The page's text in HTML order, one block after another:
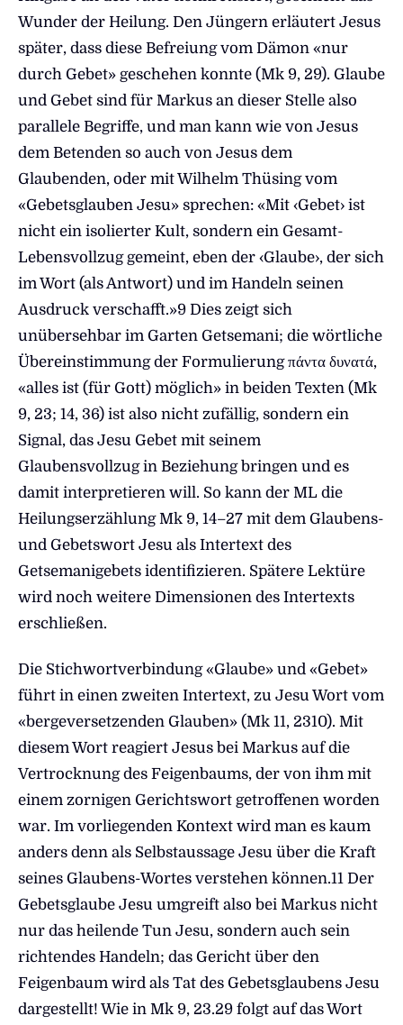
Wunder der Heilung. Den Jüngern erläutert Jesus
später, dass diese Befreiung vom Dämon «nur
durch Gebet» geschehen konnte (Mk 9, 29). Glaube
und Gebet sind für Markus an dieser Stelle also
parallele Begriffe, und man kann wie von Jesus
dem Betenden so auch von Jesus dem
Glaubenden, oder mit Wilhelm Thüsing vom
«Gebetsglauben Jesu» sprechen: «Mit ‹Gebet› ist
nicht ein isolierter Kult, sondern ein Gesamt-
Lebensvollzug gemeint, eben der ‹Glaube›, der sich
im Wort (als Antwort) und im Handeln seinen
Ausdruck verschafft.»9 Dies zeigt sich
unübersehbar im Garten Getsemani; die wörtliche
Übereinstimmung der Formulierung πάντα δυνατά,
«alles ist (für Gott) möglich» in beiden Texten (Mk
9, 23; 14, 36) ist also nicht zufällig, sondern ein
Signal, das Jesu Gebet mit seinem
Glaubensvollzug in Beziehung bringen und es
damit interpretieren will. So kann der ML die
Heilungserzählung Mk 9, 14–27 mit dem Glaubens-
und Gebetswort Jesu als Intertext des
Getsemanigebets identifizieren. Spätere Lektüre
wird noch weitere Dimensionen des Intertexts
erschließen.
Die Stichwortverbindung «Glaube» und «Gebet»
führt in einen zweiten Intertext, zu Jesu Wort vom
«bergeversetzenden Glauben» (Mk 11, 2310). Mit
diesem Wort reagiert Jesus bei Markus auf die
Vertrocknung des Feigenbaums, der von ihm mit
einem zornigen Gerichtswort getroffenen worden
war. Im vorliegenden Kontext wird man es kaum
anders denn als Selbstaussage Jesu über die Kraft
seines Glaubens-Wortes verstehen können.11 Der
Gebetsglaube Jesu umgreift also bei Markus nicht
nur das heilende Tun Jesu, sondern auch sein
richtendes Handeln; das Gericht über den
Feigenbaum wird als Tat des Gebetsglaubens Jesu
dargestellt! Wie in Mk 9, 23.29 folgt auf das Wort